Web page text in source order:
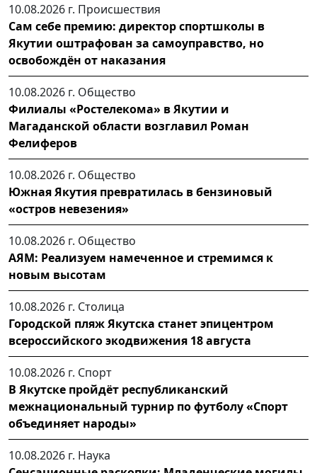
10.08.2026 г. Происшествия
Сам себе премию: директор спортшколы в
Якутии оштрафован за самоуправство, но
освобождён от наказания
10.08.2026 г. Общество
Филиалы «Ростелекома» в Якутии и
Магаданской области возглавил Роман
Фелиферов
10.08.2026 г. Общество
Южная Якутия превратилась в бензиновый
«остров невезения»
10.08.2026 г. Общество
АЯМ: Реализуем намеченное и стремимся к
новым высотам
10.08.2026 г. Столица
Городской пляж Якутска станет эпицентром
всероссийского экодвижения 18 августа
10.08.2026 г. Спорт
В Якутске пройдёт республиканский
межнациональный турнир по футболу «Спорт
объединяет народы» ⁣
10.08.2026 г. Наука